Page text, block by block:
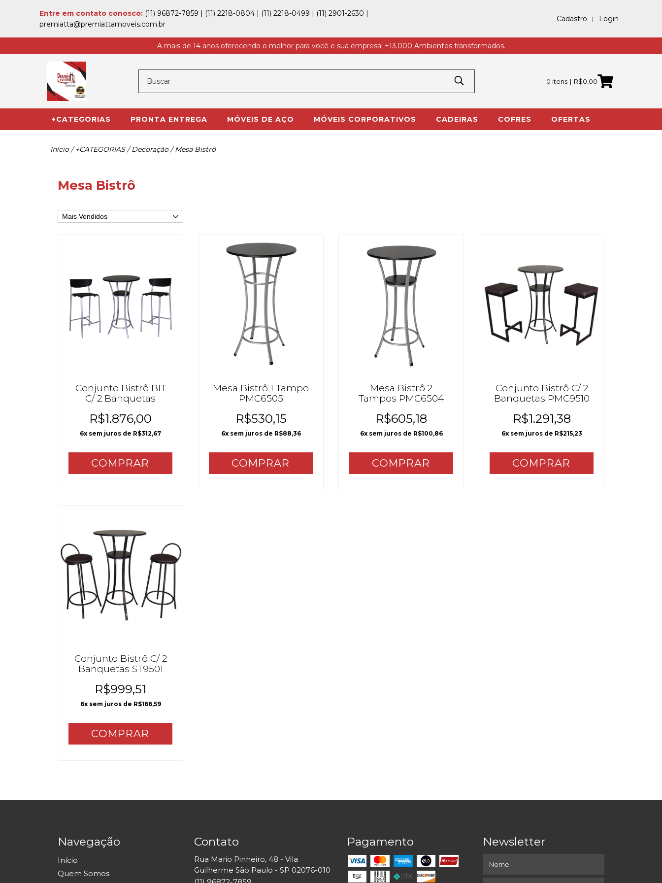
Entre em contato conosco: (11) 96872-7859 | (11) 2218-0804 | (11) 2218-0499 | (11) 2901-2630 |
premiatta@premiattamoveis.com.br
Cadastro Login
A mais de 14 anos oferecendo o melhor para você e sua empresa! +13.000 Ambientes transformados.
0 itens R$0,00
+CATEGORIAS PRONTA ENTREGA MÓVEIS DE AÇO MÓVEIS CORPORATIVOS CADEIRAS COFRES OFERTAS
Início / +CATEGORIAS / Decoração/ Mesa Bistrô
Mesa Bistrô
Conjunto Bistrô BIT
C/ 2 Banquetas
R$1.876,00
6x sem juros de R$312,67
Mesa Bistrô 1 Tampo
PMC6505
R$530,15
6x sem juros de R$88,36
Mesa Bistrô 2
Tampos PMC6504
R$605,18
6x sem juros de R$100,86
Conjunto Bistrô C/ 2
Banquetas PMC9510
R$1.291,38
6x sem juros de R$215,23
Conjunto Bistrô C/ 2
Banquetas ST9501
R$999,51
6x sem juros de R$166,59
Navegação
Início
Quem Somos
Contato
Rua Mario Pinheiro, 48 - Vila
Guilherme São Paulo - SP 02076-010
Pagamento Newsletter